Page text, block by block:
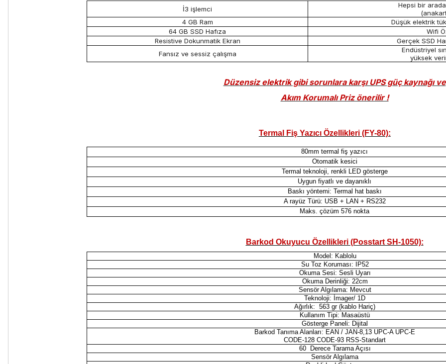
İ3 işlemci
Hepsi bir
4 GB Ram
Düşük elektrik
64 GB SSD Hafıza
Wifi
Resistive Dokunmatik Ekran
Gerçek SSD
Fansız ve sessiz çalışma
Endüstriyel
yüksek
Düzensiz elektrik gibi sorunlara karşı UPS güç kaynağı ve
Akım Korumalı Priz önerilir !
Termal Fiş Yazıcı Özellikleri (FY-80):
80mm termal fiş yazıcı
Otomatik kesici
Termal teknoloji, renkli LED gösterge
Uygun fiyatlı ve dayanıklı
Baskı yöntemi: Termal hat baskı
A rayüz Türü: USB + LAN + RS232
Maks. çözüm 576 nokta
Barkod Okuyucu Özellikleri (Posstart SH-1050):
Model: Kablolu
Su Toz Koruması: IP52
Okuma Sesi: Sesli Uyarı
Okuma Derinliği: 22cm
Sensör Algılama: Mevcut
Teknoloji: İmager/ 1D
Ağırlık: 563 gr (kablo Hariç)
Kullanım Tipi: Masaüstü
Gösterge Paneli: Dijital
Barkod Tanıma Alanları: EAN / JAN-8,13 UPC-A UPC-E
CODE-128 CODE-93 RSS-Standart
60 Derece Tarama Açısı
Sensör Algılama